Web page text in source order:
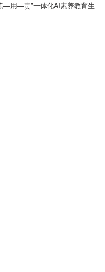
—用—责”一体化AI素养教育生